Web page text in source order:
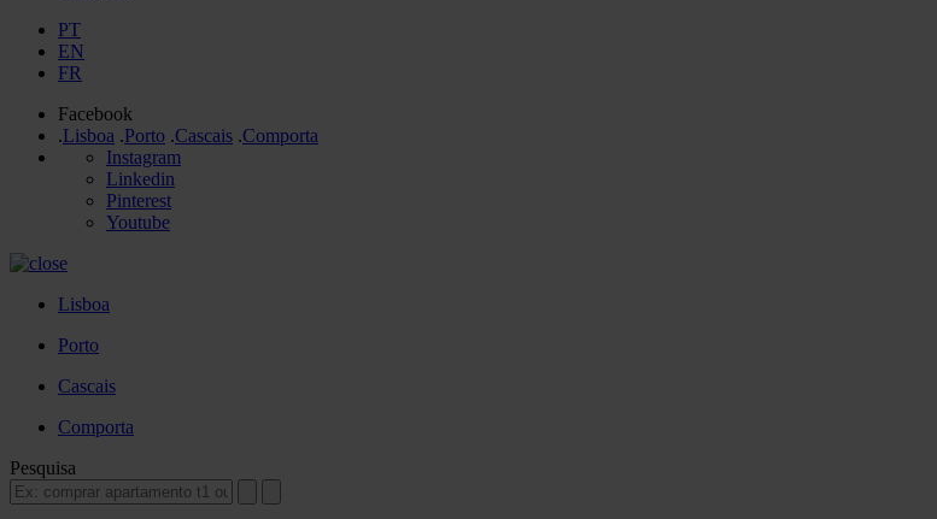
PT
EN
FR
Facebook
.Lisboa .Porto .Cascais .Comporta
Instagram
Linkedin
Pinterest
Youtube
Lisboa
Porto
Cascais
Comporta
Pesquisa